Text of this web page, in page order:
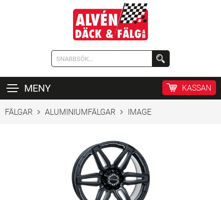
MENY KASSAN
FÄLGAR ALUMINIUMFÄLGAR IMAGE